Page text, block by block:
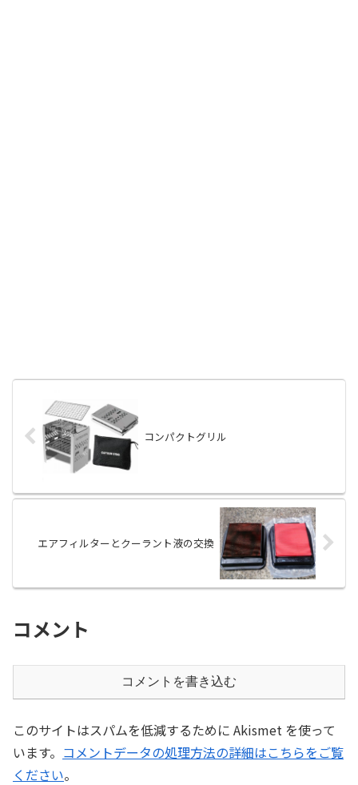
コンパクトグリル
エアフィルターとクーラント液の交換
コメント
コメントを書き込む
このサイトはスパムを低減するために Akismet を使って
います。 コメントデータの処理方法の詳細はこちらをご覧
ください。